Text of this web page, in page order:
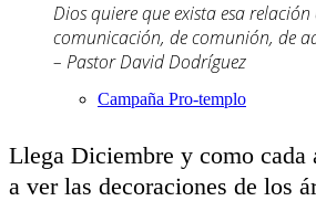
Campaña Pro-templo
Dios quiere que exista esa relación
comunicación, de comunión, de
– Pastor David Dodríguez
Llega Diciembre y como cada
a ver las decoraciones de los